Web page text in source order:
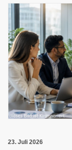
23. Juli 2026